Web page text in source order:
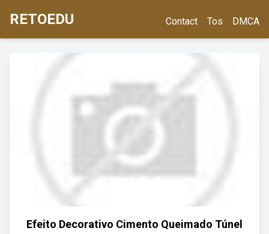
RETOEDU Contact Tos DMCA
Efeito Decorativo Cimento Queimado Túnel